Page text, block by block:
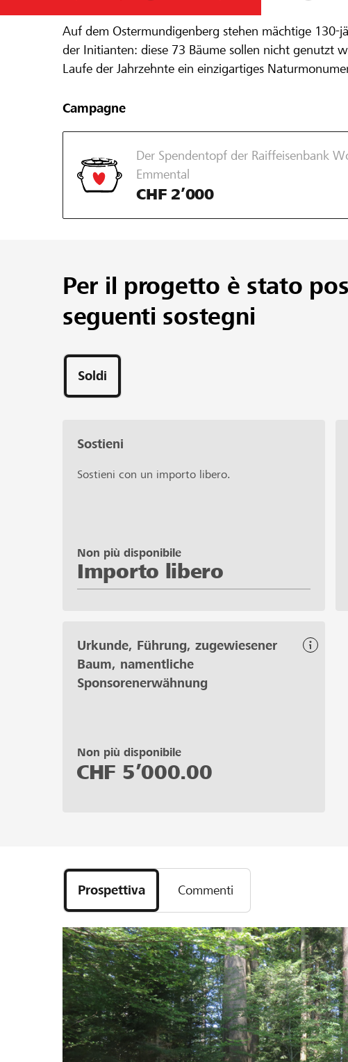
Lassen wir
Un progetto della regione della
Auf dem Ostermundigenberg stehen mächtige 130-
der Initianten: diese 73 Bäume sollen nicht genutzt
Laufe der Jahrzehnte ein einzigartiges
Campagne
Der Spendentopf der Raiffeisenbank
Emmental
CHF 2’000
Per il progetto è stato
seguenti sostegni
Soldi
Sostieni
Sostieni con un importo libero.
Importo libero
Non più disponibile
Urkunde, Führung, zugewiesener
Baum, namentliche
Sponsorenerwähnung
Non più disponibile
CHF 5’000.00
Prospettiva Commenti